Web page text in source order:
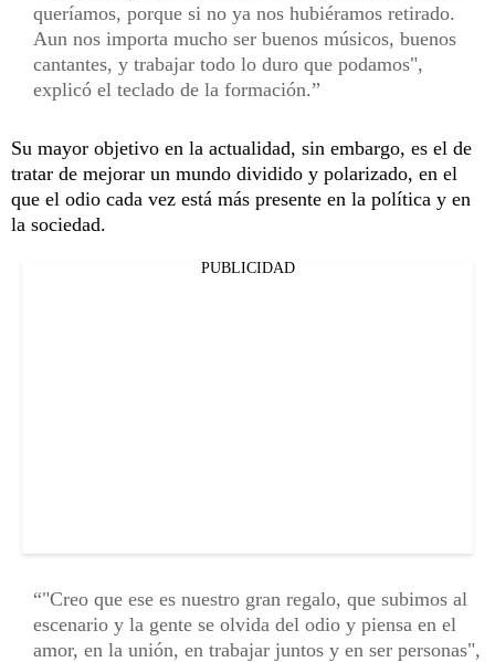
queríamos, porque si no ya nos hubiéramos retirado.
Aun nos importa mucho ser buenos músicos, buenos
cantantes, y trabajar todo lo duro que podamos",
explicó el teclado de la formación.
Su mayor objetivo en la actualidad, sin embargo, es el de
tratar de mejorar un mundo dividido y polarizado, en el
que el odio cada vez está más presente en la política y en
la sociedad.
PUBLICIDAD
"Creo que ese es nuestro gran regalo, que subimos al
escenario y la gente se olvida del odio y piensa en el
amor, en la unión, en trabajar juntos y en ser personas",